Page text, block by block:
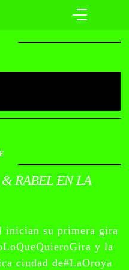
RABEL EN LA
inician su primera gira
y la
ciudad de#LaOroya